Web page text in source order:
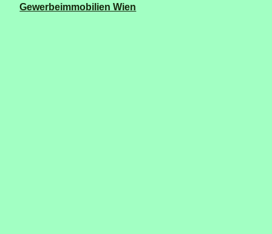
Gewerbeimmobilien Wien